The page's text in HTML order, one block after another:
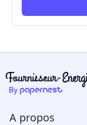
A propos